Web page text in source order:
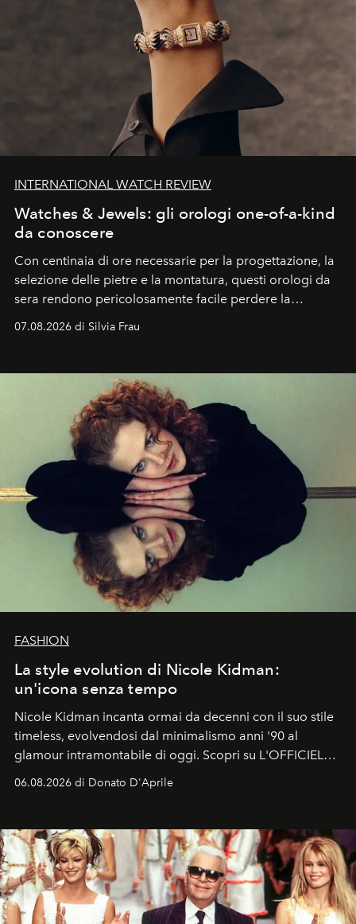
INTERNATIONAL WATCH REVIEW
Watches & Jewels: gli orologi one-of-a-kind
da conoscere
Con centinaia di ore necessarie per la progettazione, la
selezione delle pietre e la montatura, questi orologi da
sera rendono pericolosamente facile perdere la
07.08.2026 di Silvia Frau
FASHION
La style evolution di Nicole Kidman:
un'icona senza tempo
Nicole Kidman incanta ormai da decenni con il suo stile
timeless, evolvendosi dal minimalismo anni '90 al
glamour intramontabile di oggi. Scopri su L'OFFICIEL
06.08.2026 di Donato D'Aprile